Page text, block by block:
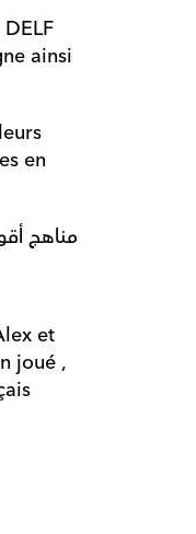
ainsi
en
مناهج
et
joué ,